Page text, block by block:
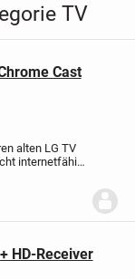
TV
Cast
alten LG TV
internetfähig.
Crome Cast
HD-Receiver